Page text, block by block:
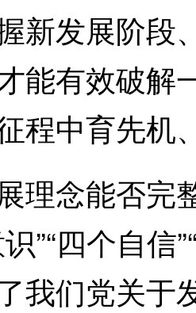
新发展阶段
能有效破解
程中育先机
念能否完
”“四个自
我们党关于